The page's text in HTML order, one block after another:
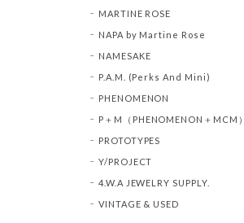
MARTINE ROSE
NAPA by Martine Rose
NAMESAKE
P.A.M. (Perks And Mini)
PHENOMENON
P＋M（PHENOMENON＋MCM）
PROTOTYPES
Y/PROJECT
4.W.A JEWELRY SUPPLY.
VINTAGE & USED